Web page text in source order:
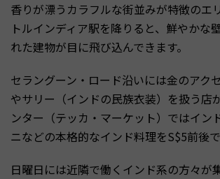
香りが漂うカラフルな街並みが特徴のエ
トルインディア駅を降りると、鮮やかな
れた建物が目に飛び込んできます。
セラングーン・ロード沿いには金のアク
やサリー（インドの民族衣装）を扱う店
ンター（テッカ・マーケット）ではイン
ニなどの本格的なインド料理をS$5前後で
日曜日には近隣で働くインド系の方々が